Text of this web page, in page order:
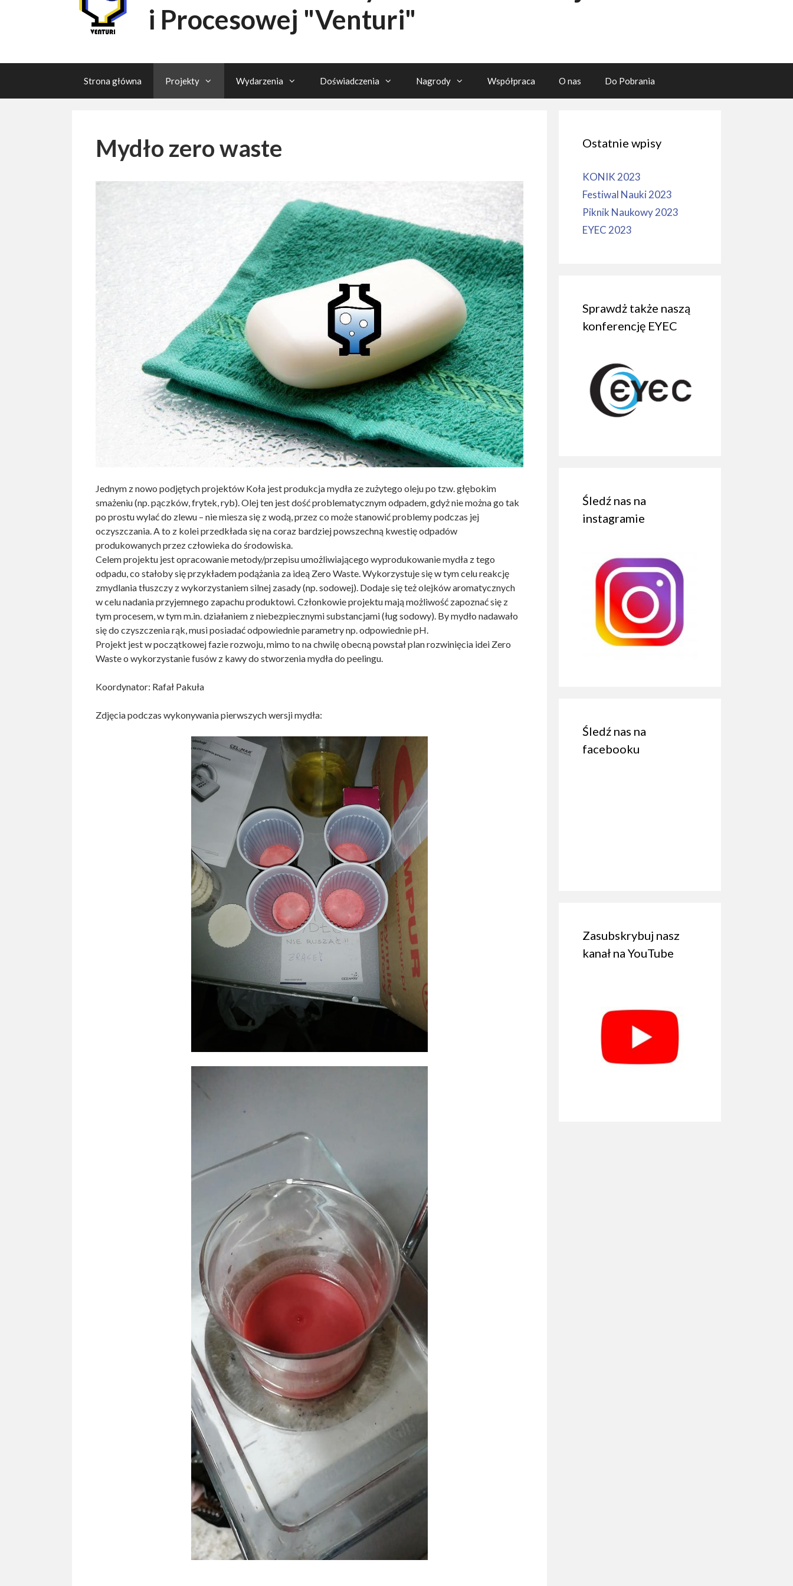
i Procesowej "Venturi"
Strona główna Projekty Wydarzenia Doświadczenia Nagrody Współpraca O nas Do Pobrania
Mydło zero waste
Jednym z nowo podjętych projektów Koła jest produkcja mydła ze zużytego oleju po tzw. głębokim
smażeniu (np. pączków, frytek, ryb). Olej ten jest dość problematycznym odpadem, gdyż nie można go tak
po prostu wylać do zlewu – nie miesza się z wodą, przez co może stanowić problemy podczas jej
oczyszczania. A to z kolei przedkłada się na coraz bardziej powszechną kwestię odpadów
produkowanych przez człowieka do środowiska.
Celem projektu jest opracowanie metody/przepisu umożliwiającego wyprodukowanie mydła z tego
odpadu, co stałoby się przykładem podążania za ideą Zero Waste. Wykorzystuje się w tym celu reakcję
zmydlania tłuszczy z wykorzystaniem silnej zasady (np. sodowej). Dodaje się też olejków aromatycznych
w celu nadania przyjemnego zapachu produktowi. Członkowie projektu mają możliwość zapoznać się z
tym procesem, w tym m.in. działaniem z niebezpiecznymi substancjami (ług sodowy). By mydło nadawało
się do czyszczenia rąk, musi posiadać odpowiednie parametry np. odpowiednie pH.
Projekt jest w początkowej fazie rozwoju, mimo to na chwilę obecną powstał plan rozwinięcia idei Zero
Waste o wykorzystanie fusów z kawy do stworzenia mydła do peelingu.
Koordynator: Rafał Pakuła
Zdjęcia podczas wykonywania pierwszych wersji mydła:
Ostatnie wpisy
KONIK 2023
Festiwal Nauki 2023
Piknik Naukowy 2023
EYEC 2023
Sprawdż także naszą
konferencję EYEC
Śledź nas na
instagramie
Śledź nas na
facebooku
Zasubskrybuj nasz
kanał na YouTube